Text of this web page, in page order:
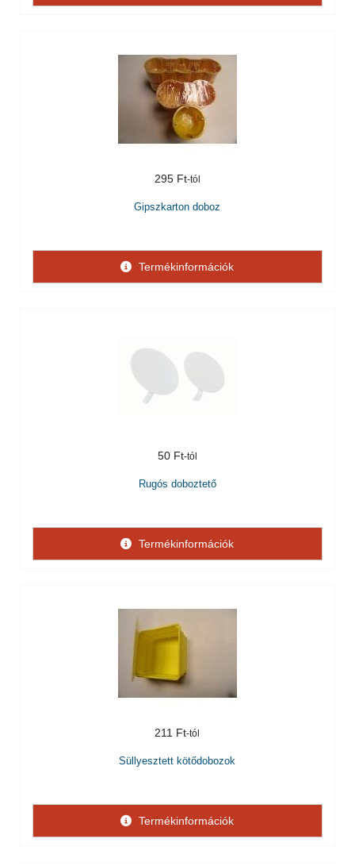
295 Ft
Gipszkarton doboz
Termékinformációk
50 Ft
Rugós doboztető
Termékinformációk
211 Ft
Süllyesztett kötődobozok
Termékinformációk